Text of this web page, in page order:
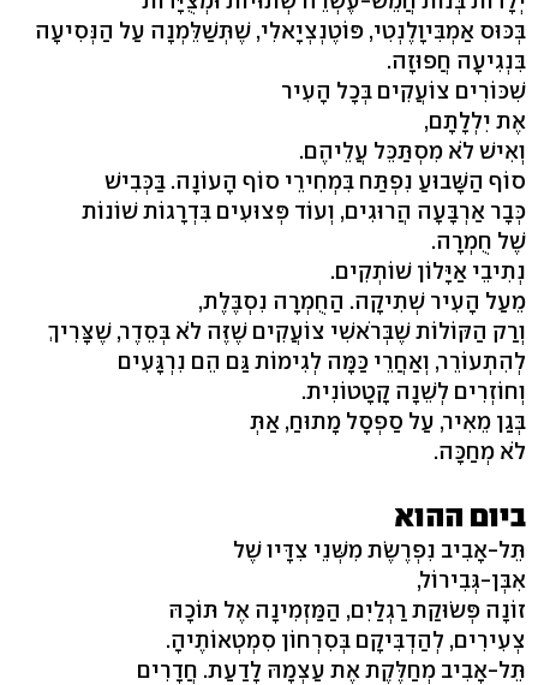
בְּכּוּס אַמְבִּיוָלֶנְטִי, פּוֹטֶנְצְיָאלִי, שֶׁתְּשַׁלֵּמְנָה עַל הַנְּסִיעָה
בִּנְגִיעָה חֲפוּזָה.
שִׁכּוֹרִים צוֹעֲקִים בְּכָל הָעִיר
אֶת יִלְלָתָם,
וְאִישׁ לֹא מִסְתַּכֵּל עֲלֵיהֶם.
סוֹף הַשָּׁבוּעַ נִפְתַּח בִּמְחִירֵי סוֹף הָעוֹנָה. בַּכְּבִישׁ
כְּבָר אַרְבָּעָה הֲרוּגִים, וְעוֹד פְּצוּעִים בִּדְרָגוֹת שׁוֹנוֹת
שֶׁל חֻמְרָה.
נְתִיבֵי אַיָּלוֹן שׁוֹתְקִים.
מֵעַל הָעִיר שְׁתִיקָה. הַחֻמְרָה נִסְבֶּלֶת,
וְרַק הַקּוֹלוֹת שֶׁבְּרֹאשִׁי צוֹעֲקִים שֶׁזֶּה לֹא בְּסֵדֶר, שֶׁצָּרִיךְ
לְהִתְעוֹרֵר, וְאַחֲרֵי כַּמָּה לְגִימוֹת גַּם הֵם נִרְגָּעִים
וְחוֹזְרִים לְשֵׁנָה קָטָטוֹנִית.
בְּגַן מֵאִיר, עַל סַפְסָל מָתוּחַ, אַתְּ
לֹא מְחַכָּה.
ביום ההוא
תֵּל-אָבִיב נִפְרֶשֶׂת מִשְּׁנֵי צִדָּיו שֶׁל
אִבְּן-גְּבִירוֹל,
זוֹנָה פְּשׂוּקַת רַגְלַיִם, הַמַּזְמִינָה אֶל תּוֹכָהּ
צְעִירִים, לְהַדְבִּיקָם בְּסִרְחוֹן סִמְטְאוֹתֶיהָ.
תֵּל-אָבִיב מְחַלֶּקֶת אֶת עַצְמָהּ לָדַעַת. חֲדָרִים